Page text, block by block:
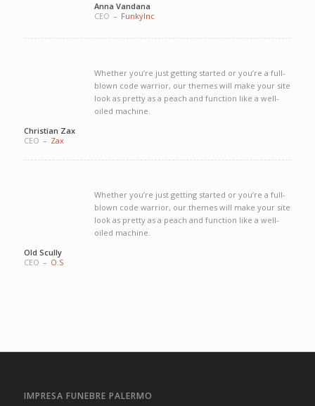
Anna Vandana
CEO – FunkyInc
Whether you’re just getting started or you’re a full-
blown code warrior, our themes will make your site
look as pretty as a peach and function like a well-
oiled machine.
Christian Zax
CEO – Zax
Whether you’re just getting started or you’re a full-
blown code warrior, our themes will make your site
look as pretty as a peach and function like a well-
oiled machine.
Old Scully
CEO – O.S
IMPRESA FUNEBRE PALERMO